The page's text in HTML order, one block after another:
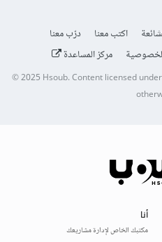
اكتب معنا
درّب معنا
مركز المساعدة
© 2025Hsoub.Content licensed